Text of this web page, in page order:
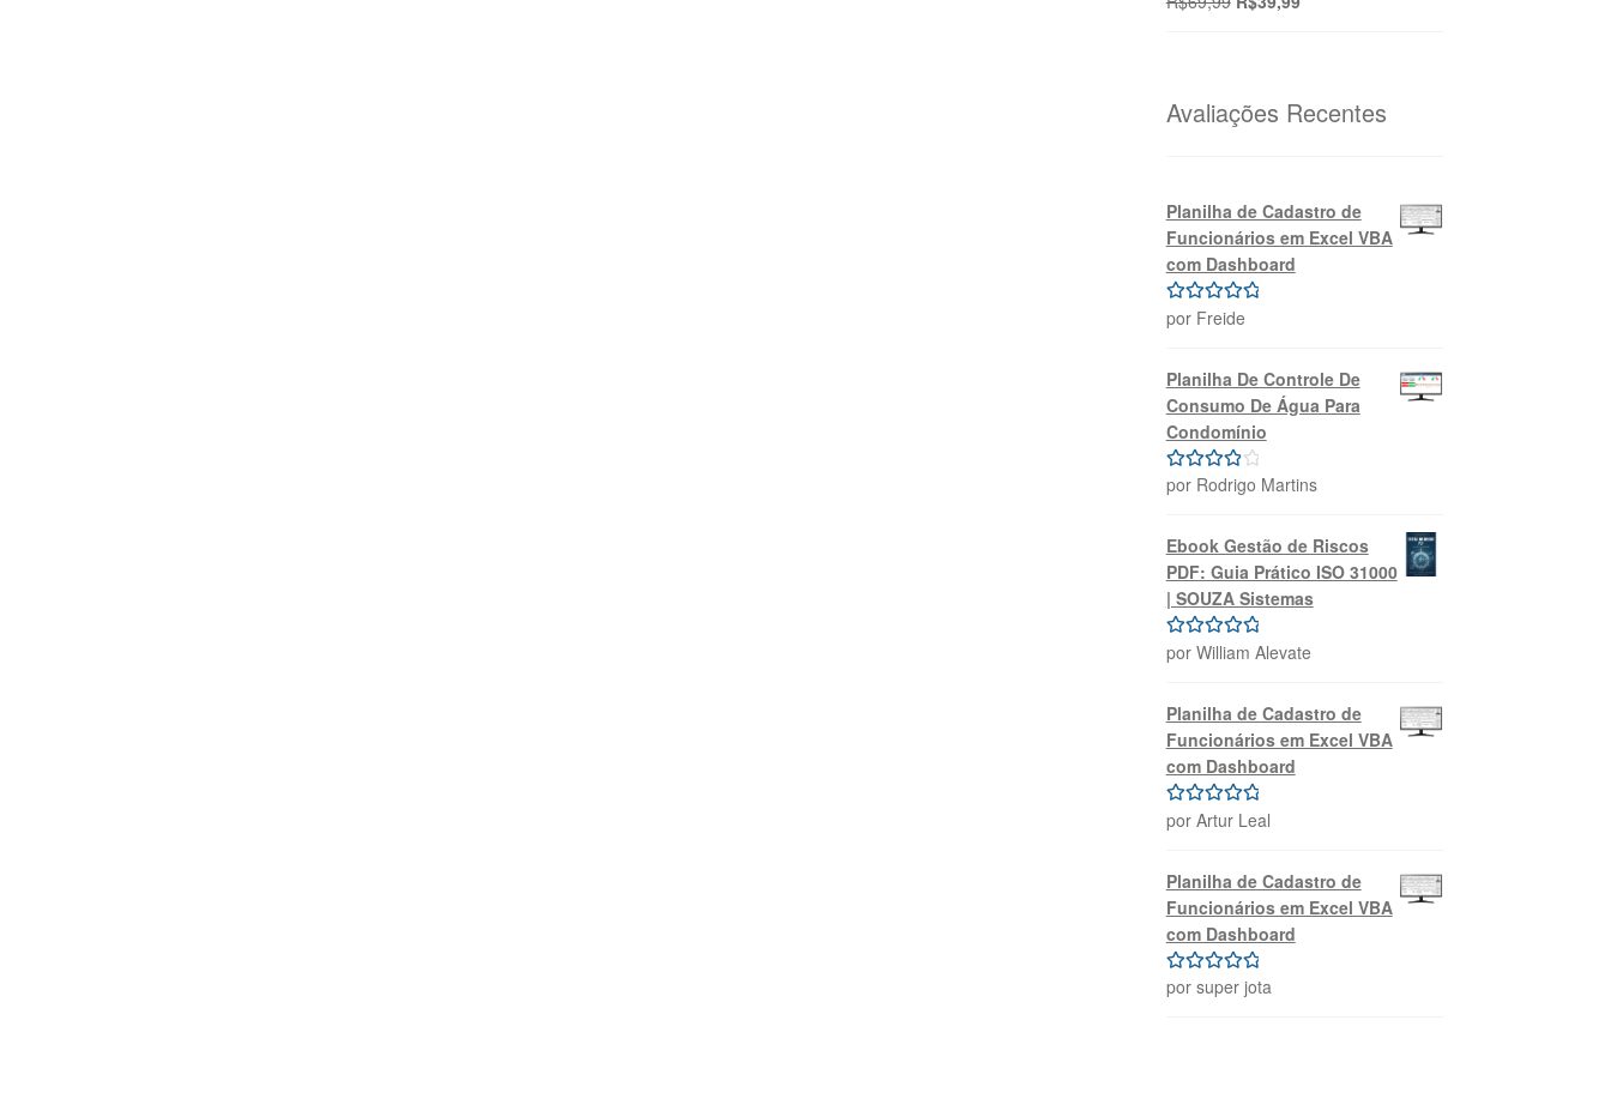
R$69,99.R$39,99.
Avaliações Recentes
Planilha de Cadastro de
Funcionários em Excel VBA
com Dashboard
Avaliação5
por Freide
Planilha De Controle De
Consumo De Água Para
Condomínio
Avaliação
por Rodrigo Martins
Ebook Gestão de Riscos
PDF: Guia Prático ISO 31000
| SOUZA Sistemas
Avaliação5
por William Alevate
Planilha de Cadastro de
Funcionários em Excel VBA
com Dashboard
Avaliação 5
por Artur Leal
Planilha de Cadastro de
Funcionários em Excel VBA
com Dashboard
Avaliação5
por super jota